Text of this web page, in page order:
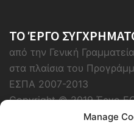
Manage
ΤΟ ΈΡΓΟ
από την Γενική
στα πλαίσια του
ΕΣΠΑ 2007-2013
Copyright © 2019 Έργο